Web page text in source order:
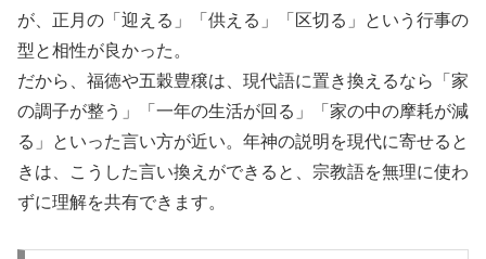
が、正月の「迎える」「供える」「区切る」という行事の
型と相性が良かった。
だから、福徳や五穀豊穣は、現代語に置き換えるなら「家
の調子が整う」「一年の生活が回る」「家の中の摩耗が減
る」といった言い方が近い。年神の説明を現代に寄せると
きは、こうした言い換えができると、宗教語を無理に使わ
ずに理解を共有できます。